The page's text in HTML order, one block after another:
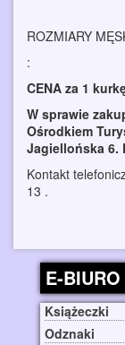
ROZMIARY
:
CENA za 1
W sprawie
Ośrodkiem
Jagiellońska 6.
Kontakt
13 .
E-BIURO
Książeczki
Odznaki